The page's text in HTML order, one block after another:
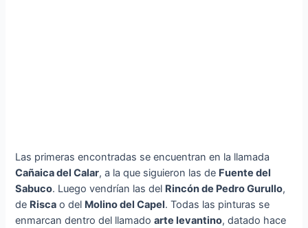
Las primeras encontradas se encuentran en la llamada
Cañaica del Calar, a la que siguieron las de Fuente del
Sabuco. Luego vendrían las del Rincón de Pedro Gurullo,
de Risca o del Molino del Capel. Todas las pinturas se
enmarcan dentro del llamadoarte levantino, datado hace